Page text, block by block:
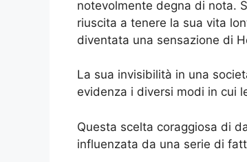
notevolmente degna di nota.
riuscita a tenere la sua vita
diventata una sensazione di
La sua invisibilità in una
evidenza i diversi modi in cui
Questa scelta coraggiosa di
influenzata da una serie di